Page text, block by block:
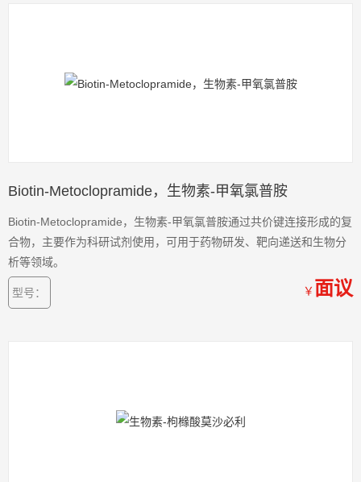
Biotin-Metoclopramide，生物素-甲氧氯普胺
Biotin-Metoclopramide，生物素-甲氧氯普胺通过共价键连接形成的复
合物，主要作为科研试剂使用，可用于药物研发、靶向递送和生物分
析等领域。
型号： ￥ 面议